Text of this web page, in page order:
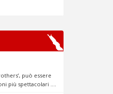
può essere
più spettacolari ....